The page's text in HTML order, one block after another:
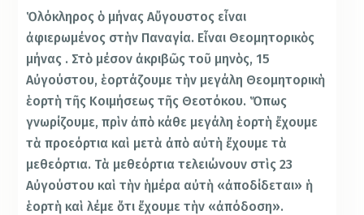
Ὁλόκληρος ὁ μήνας Αὔγουστος εἶναι
ἀφιερωμένος στὴν Παναγία. Εἶναι Θεομητορικὸς
μήνας . Στὸ μέσον ἀκριβῶς τοῦ μηνὸς, 15
Αὐγούστου, ἑορτάζουμε τὴν μεγάλη Θεομητορικὴ
ἑορτὴ τῆς Κοιμήσεως τῆς Θεοτόκου. Ὅπως
γνωρίζουμε, πρὶν ἀπὸ κάθε μεγάλη ἑορτὴ ἔχουμε
τὰ προεόρτια καὶ μετὰ ἀπὸ αὐτὴ ἔχουμε τὰ
μεθεόρτια. Τὰ μεθεόρτια τελειώνουν στὶς 23
Αὐγούστου καὶ τὴν ἡμέρα αὐτὴ «ἀποδίδεται» ἡ
ἑορτὴ καὶ λέμε ὅτι ἔχουμε τὴν «ἀπόδοση».